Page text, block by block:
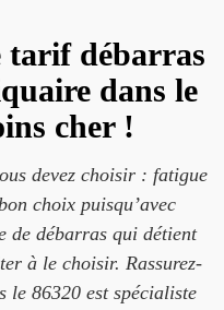
tarif débarras
dans le
cher !
devez choisir : fatigue
choix puisqu’avec
de débarras qui détient
à le choisir. Rassurez-
le 86320 est spécialiste